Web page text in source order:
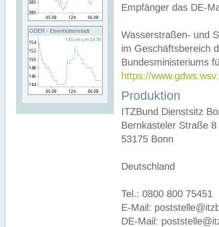
ODER - Eisenhüttenstadt
Empfänger das DE-
Wasserstraßen- und
im Geschäftsbereich
Bundesministeriums
https://
Produktion
ITZBund Dienstsitz
Bernkasteler Straße 8
53175 Bonn
Deutschland
Tel.: 0800 800 75451
E-Mail:
DE-Mail: